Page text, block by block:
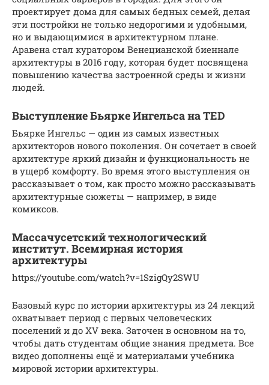
проектирует дома для самых бедных семей, делая
эти постройки не только недорогими и удобными,
но и выдающимися в архитектурном плане.
Аравена стал куратором Венецианской биеннале
архитектуры в 2016 году, которая будет посвящена
повышению качества застроенной среды и жизни
людей.
Выступление Бьярке Ингельса на TED
Бьярке Ингельс — один из самых известных
архитекторов нового поколения. Он сочетает в своей
архитектуре яркий дизайн и функциональность не
в ущерб комфорту. Во время этого выступления он
рассказывает о том, как просто можно рассказывать
архитектурные сюжеты — например, в виде
комиксов.
Массачусетский технологический
институт. Всемирная история
архитектуры
https://youtube.com/watch?v=1SzigQy2SWU
Базовый курс по истории архитектуры из 24 лекций
охватывает период с первых человеческих
поселений и до XV века. Заточен в основном на то,
чтобы дать студентам общие знания предмета. Все
видео дополнены ещё и материалами учебника
мировой истории архитектуры.